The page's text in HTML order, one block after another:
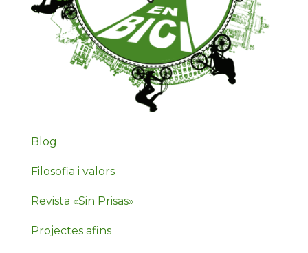
Blog
Filosofia i valors
Revista «Sin Prisas»
Projectes afins